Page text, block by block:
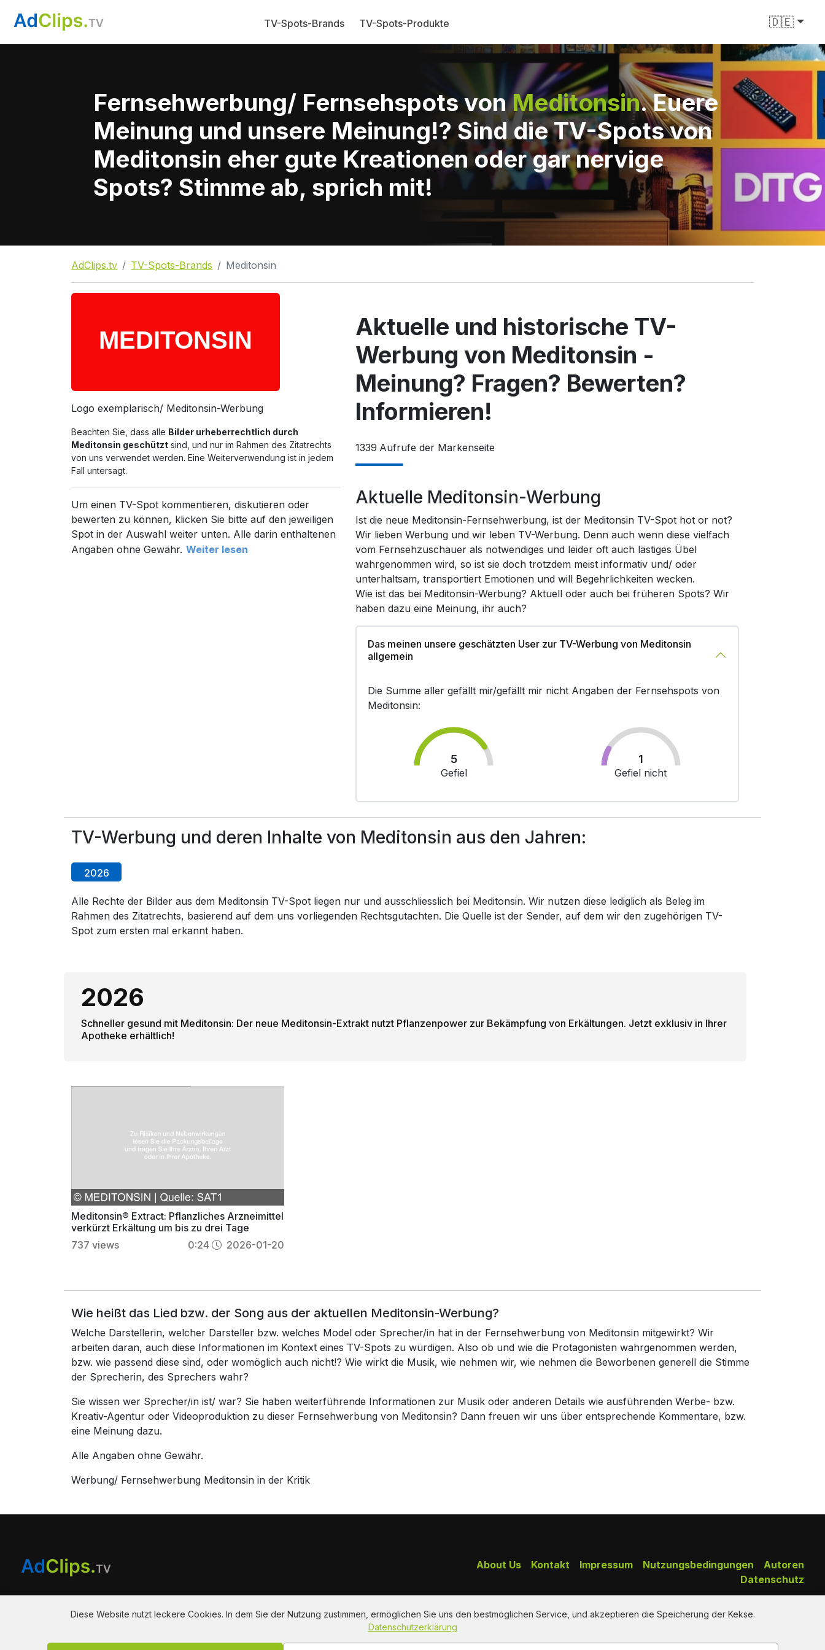
Diese Website nutzt leckere Cookies. In dem Sie der Nutzung zustimmen, ermöglichen Sie uns den bestmöglichen Service, und akzeptieren die Speicherung der Kekse.
Datenschutzerklärung
TV-Spots-Brands TV-Spots-Produkte 🇩🇪
Fernsehwerbung/ Fernsehspots vonMeditonsin. Euere
Meinung und unsere Meinung!? Sind die TV-Spots von
Meditonsin eher gute Kreationen oder gar nervige
Spots? Stimme ab, sprich mit!
AdClips.tv TV-Spots-Brands Meditonsin
Logo exemplarisch/ Meditonsin-Werbung
Beachten Sie, dass alle Bilder urheberrechtlich durch
Meditonsin geschützt sind, und nur im Rahmen des Zitatrechts
von uns verwendet werden. Eine Weiterverwendung ist in jedem
Fall untersagt.
Um einen TV-Spot kommentieren, diskutieren oder
bewerten zu können, klicken Sie bitte auf den jeweiligen
Spot in der Auswahl weiter unten. Alle darin enthaltenen
Angaben ohne Gewähr. Weiter lesen
Aktuelle und historische TV-
Werbung von Meditonsin -
Meinung? Fragen? Bewerten?
Informieren!
1339 Aufrufe der Markenseite
Aktuelle Meditonsin-Werbung
Ist die neue Meditonsin-Fernsehwerbung, ist der Meditonsin TV-Spot hot or not?
Wir lieben Werbung und wir leben TV-Werbung. Denn auch wenn diese vielfach
vom Fernsehzuschauer als notwendiges und leider oft auch lästiges Übel
wahrgenommen wird, so ist sie doch trotzdem meist informativ und/ oder
unterhaltsam, transportiert Emotionen und will Begehrlichkeiten wecken.
Wie ist das bei Meditonsin-Werbung? Aktuell oder auch bei früheren Spots? Wir
haben dazu eine Meinung, ihr auch?
Das meinen unsere geschätzten User zur TV-Werbung von Meditonsin
allgemein
Die Summe aller gefällt mir/gefällt mir nicht Angaben der Fernsehspots von
Meditonsin:
5
Gefiel
1
Gefiel nicht
TV-Werbung und deren Inhalte von Meditonsin aus den Jahren:
2026
Alle Rechte der Bilder aus dem Meditonsin TV-Spot liegen nur und ausschliesslich bei Meditonsin. Wir nutzen diese lediglich als Beleg im
Rahmen des Zitatrechts, basierend auf dem uns vorliegenden Rechtsgutachten. Die Quelle ist der Sender, auf dem wir den zugehörigen TV-
Spot zum ersten mal erkannt haben.
2026
Schneller gesund mit Meditonsin: Der neue Meditonsin-Extrakt nutzt Pflanzenpower zur Bekämpfung von Erkältungen. Jetzt exklusiv in Ihrer
Apotheke erhältlich!
Meditonsin® Extract: Pflanzliches Arzneimittel
verkürzt Erkältung um bis zu drei Tage
737 views 0:24 2026-01-20
Wie heißt das Lied bzw. der Song aus der aktuellen Meditonsin-Werbung?
Welche Darstellerin, welcher Darsteller bzw. welches Model oder Sprecher/in hat in der Fernsehwerbung von Meditonsin mitgewirkt? Wir
arbeiten daran, auch diese Informationen im Kontext eines TV-Spots zu würdigen. Also ob und wie die Protagonisten wahrgenommen werden,
bzw. wie passend diese sind, oder womöglich auch nicht!? Wie wirkt die Musik, wie nehmen wir, wie nehmen die Beworbenen generell die Stimme
der Sprecherin, des Sprechers wahr?
Sie wissen wer Sprecher/in ist/ war? Sie haben weiterführende Informationen zur Musik oder anderen Details wie ausführenden Werbe- bzw.
Kreativ-Agentur oder Videoproduktion zu dieser Fernsehwerbung von Meditonsin? Dann freuen wir uns über entsprechende Kommentare, bzw.
eine Meinung dazu.
Alle Angaben ohne Gewähr.
Werbung/ Fernsehwerbung Meditonsin in der Kritik
Am Hausacker 7 , 85461 Bockhorn
info@adclips.tv
Autoren
Nutzungsbedingungen
Impressum
Kontakt
About Us
Datenschutz
Copy Right Reserved by AdClips.TV @ 2026